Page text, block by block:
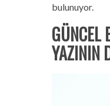
bulunuyor.
GÜNCEL
YAZININ